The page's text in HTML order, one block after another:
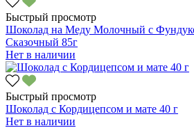
Быстрый просмотр
Шоколад на Меду Молочный с
Сказочный 85г
Нет в наличии
Быстрый просмотр
Шоколад с Кордицепсом и мате 40 г
Нет в наличии